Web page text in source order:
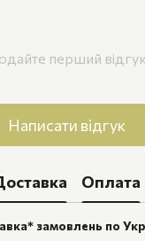
перший відгук
Написати відгук
Оплата
замовлень по